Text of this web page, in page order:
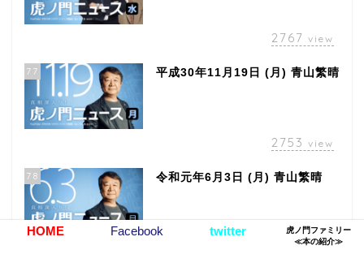
2767 view
77 平成30年11月19日 (月) 青山繁晴
2753 view
78 令和元年6月3日 (月) 青山繁晴
2746view
HOME Facebook twitter
虎ノ門ファミリー
≪本の紹介≫